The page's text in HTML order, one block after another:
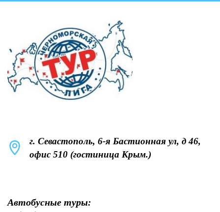
г. Севастополь, 6-я Бастионная ул, д 46,
офис 510 (гостиница Крым.)
Автобусные туры: